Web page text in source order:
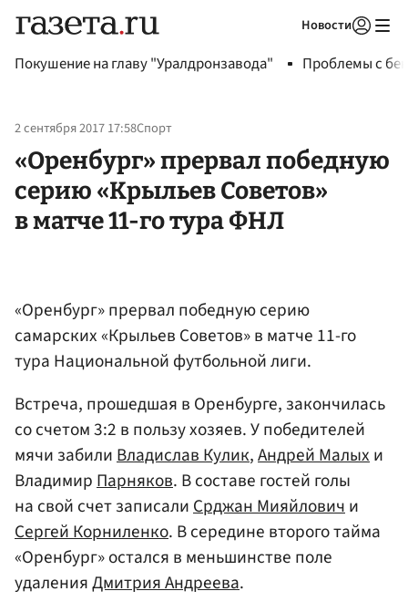
Новости
Покушение на главу "Уралдронзавода" Проблемы с
2 сентября 2017 17:58Спорт
«Оренбург» прервал победную
серию «Крыльев Советов»
в матче 11-го тура ФНЛ
«Оренбург» прервал победную серию
самарских «Крыльев Советов» в матче 11-го
тура Национальной футбольной лиги.
Встреча, прошедшая в Оренбурге, закончилась
со счетом 3:2 в пользу хозяев. У победителей
мячи забилиВладислав Кулик,Андрей Малыхи
ВладимирПарняков. В составе гостей голы
на свой счет записалиСрджан Мияйловичи
Сергей Корниленко. В середине второго тайма
«Оренбург» остался в меньшинстве поле
удаленияДмитрия Андреева.